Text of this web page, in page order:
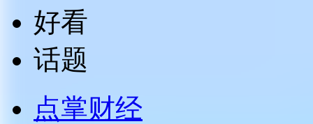
好看
话题
点掌财经